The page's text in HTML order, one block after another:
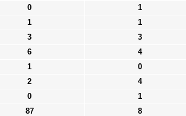
0 1
1 1
3 3
6 4
1 0
2 4
0 1
87 8